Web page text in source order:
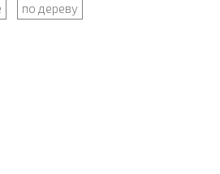
по дереву